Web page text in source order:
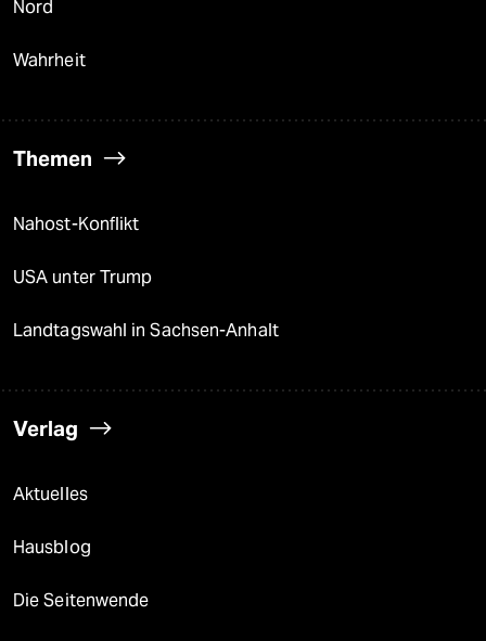
Nord
Wahrheit
Themen
Nahost-Konflikt
USA unter Trump
Landtagswahl in Sachsen-Anhalt
Verlag
Aktuelles
Hausblog
Die Seitenwende